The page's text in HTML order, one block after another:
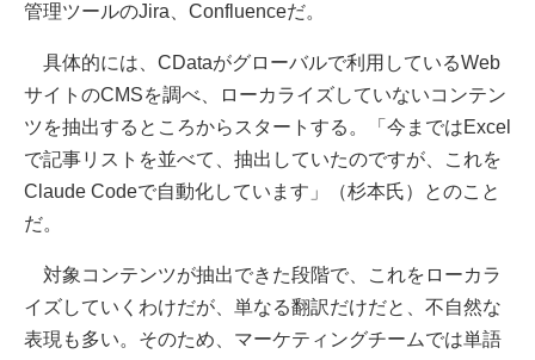
管理ツールのJira、Confluenceだ。
具体的には、CDataがグローバルで利用しているWeb
サイトのCMSを調べ、ローカライズしていないコンテン
ツを抽出するところからスタートする。「今まではExcel
で記事リストを並べて、抽出していたのですが、これを
Claude Codeで自動化しています」（杉本氏）とのこと
だ。
対象コンテンツが抽出できた段階で、これをローカラ
イズしていくわけだが、単なる翻訳だけだと、不自然な
表現も多い。そのため、マーケティングチームでは単語